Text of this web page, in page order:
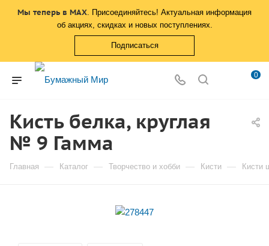
Мы теперь в MAX. Присоединяйтесь! Актуальная информация
об акциях, скидках и новых поступлениях.
Подписаться
0
Кисть белка, круглая
№ 9 Гамма
Главная — Каталог — Творчество и хобби — Кисти — Кисти